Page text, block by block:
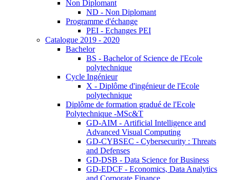
Non Diplomant
ND - Non Diplomant
Programme d'échange
PEI - Echanges PEI
Catalogue 2019 - 2020
Bachelor
BS - Bachelor of Science de l'Ecole
polytechnique
Cycle Ingénieur
X - Diplôme d'ingénieur de l'Ecole
polytechnique
Diplôme de formation gradué de l'Ecole
Polytechnique -MSc&T
GD-AIM - Artificial Intelligence and
Advanced Visual Computing
GD-CYBSEC - Cybersecurity : Threats
and Defenses
GD-DSB - Data Science for Business
GD-EDCF - Economics, Data Analytics
and Corporate Finance